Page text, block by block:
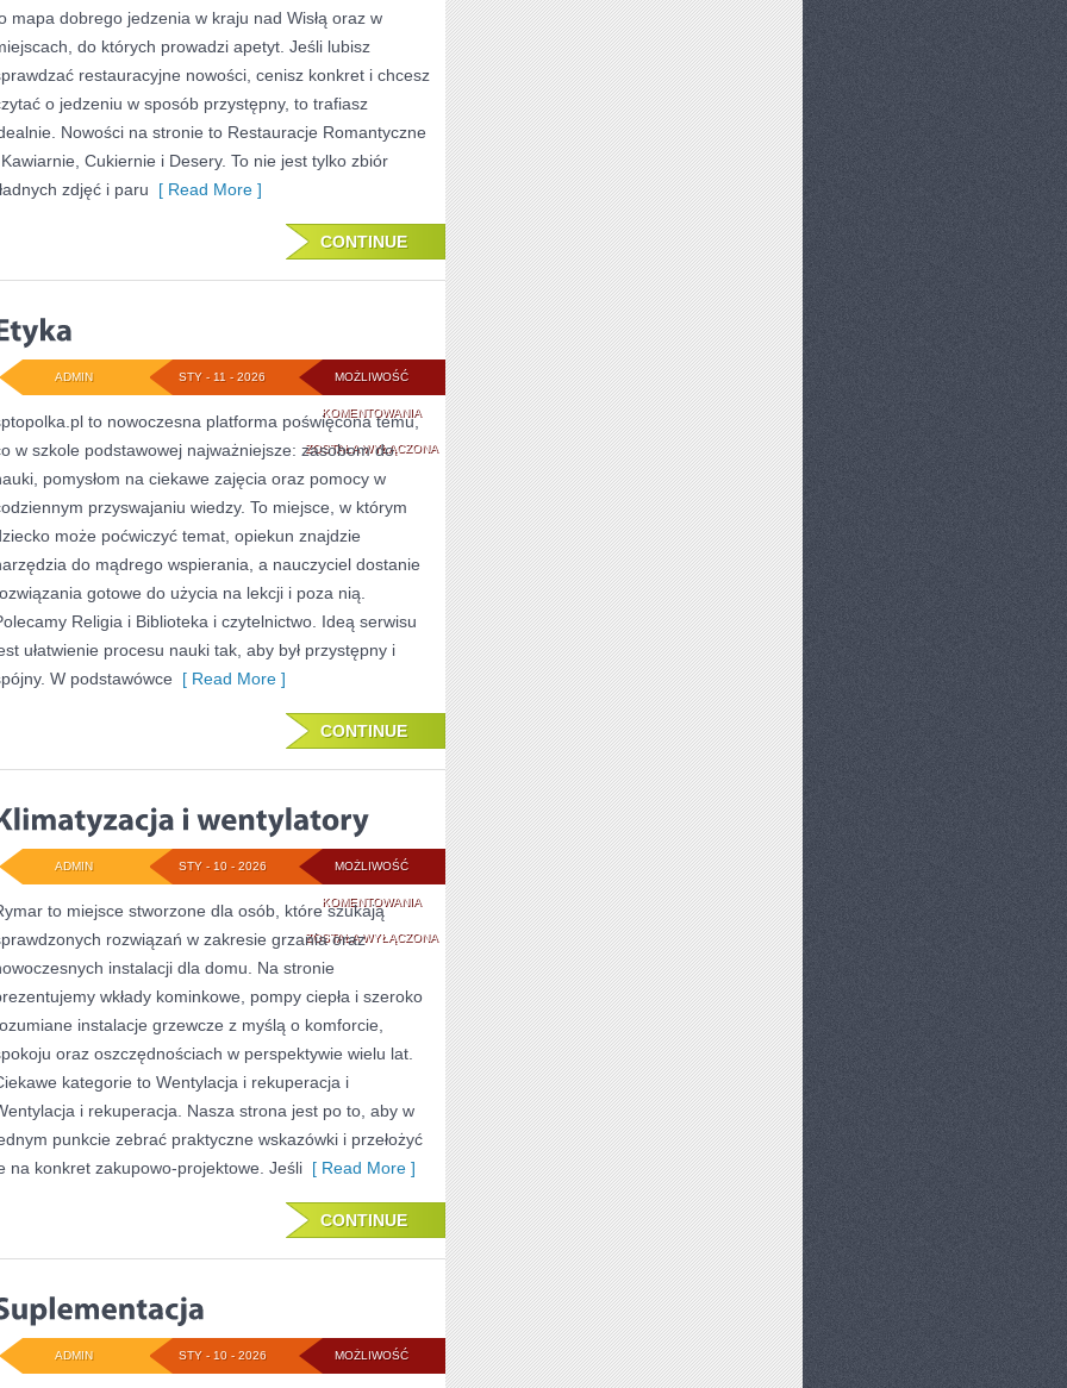
WEGAŃSKIE
RESTAURACJE
mapa dobrego jedzenia w kraju nad Wisłą oraz w
do których prowadzi apetyt. Jeśli lubisz
restauracyjne nowości, cenisz konkret i chcesz
o jedzeniu w sposób przystępny, to trafiasz
Nowości na stronie to Restauracje Romantyczne
Cukiernie i Desery. To nie jest tylko zbiór
zdjęć i paru [ Read More ]
CONTINUE
MOŻLIWOŚĆ
KOMENTOWANIAETYKA
ZOSTAŁA WYŁĄCZONA
STY - 11 - 2026
ADMIN
to nowoczesna platforma poświęcona temu,
w szkole podstawowej najważniejsze: zasobom do
pomysłom na ciekawe zajęcia oraz pomocy w
przyswajaniu wiedzy. To miejsce, w którym
może poćwiczyć temat, opiekun znajdzie
do mądrego wspierania, a nauczyciel dostanie
gotowe do użycia na lekcji i poza nią.
Religia i Biblioteka i czytelnictwo. Ideą serwisu
ułatwienie procesu nauki tak, aby był przystępny i
W podstawówce [ Read More ]
CONTINUE
MOŻLIWOŚĆ
KOMENTOWANIAKLIMATYZACJA
I
WENTYLATORY
ZOSTAŁA WYŁĄCZONA
STY - 10 - 2026
ADMIN
to miejsce stworzone dla osób, które szukają
rozwiązań w zakresie grzania oraz
instalacji dla domu. Na stronie
wkłady kominkowe, pompy ciepła i szeroko
instalacje grzewcze z myślą o komforcie,
oraz oszczędnościach w perspektywie wielu lat.
kategorie to Wentylacja i rekuperacja i
i rekuperacja. Nasza strona jest po to, aby w
punkcie zebrać praktyczne wskazówki i przełożyć
na konkret zakupowo-projektowe. Jeśli [ Read More ]
CONTINUE
MOŻLIWOŚĆ
STY - 10 - 2026
ADMIN